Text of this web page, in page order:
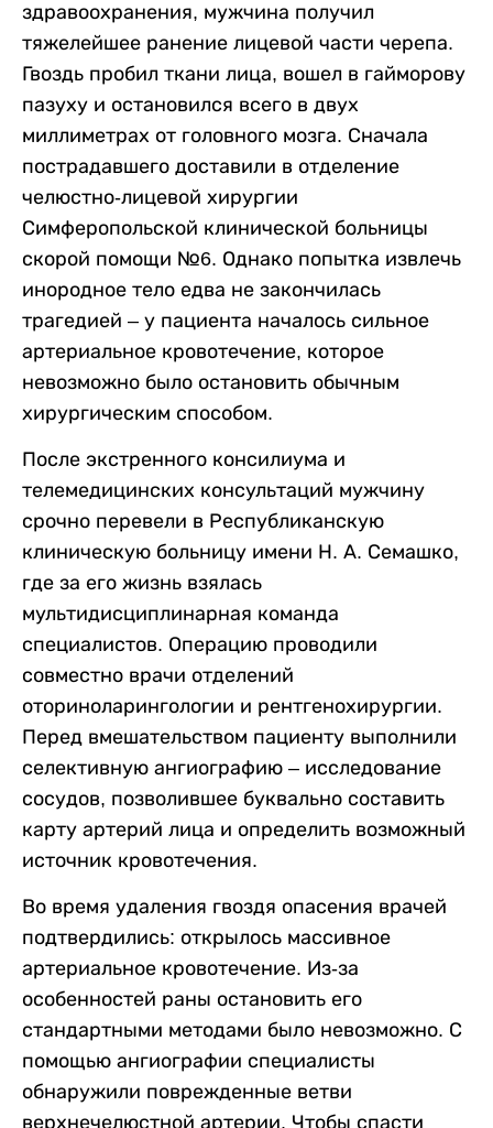
здравоохранения, мужчина получил
тяжелейшее ранение лицевой части черепа.
Гвоздь пробил ткани лица, вошел в гайморову
пазуху и остановился всего в двух
миллиметрах от головного мозга. Сначала
пострадавшего доставили в отделение
челюстно-лицевой хирургии
Симферопольской клинической больницы
скорой помощи №6. Однако попытка извлечь
инородное тело едва не закончилась
трагедией – у пациента началось сильное
артериальное кровотечение, которое
невозможно было остановить обычным
хирургическим способом.
После экстренного консилиума и
телемедицинских консультаций мужчину
срочно перевели в Республиканскую
клиническую больницу имени Н. А. Семашко,
где за его жизнь взялась
мультидисциплинарная команда
специалистов. Операцию проводили
совместно врачи отделений
оториноларингологии и рентгенохирургии.
Перед вмешательством пациенту выполнили
селективную ангиографию – исследование
сосудов, позволившее буквально составить
карту артерий лица и определить возможный
источник кровотечения.
Во время удаления гвоздя опасения врачей
подтвердились: открылось массивное
артериальное кровотечение. Из-за
особенностей раны остановить его
стандартными методами было невозможно. С
помощью ангиографии специалисты
обнаружили поврежденные ветви
верхнечелюстной артерии. Чтобы спасти